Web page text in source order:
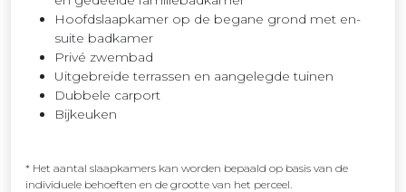
Hoofdslaapkamer op de begane grond met en-
suite badkamer
Privé zwembad
Uitgebreide terrassen en aangelegde tuinen
Dubbele carport
Bijkeuken
* Het aantal slaapkamers kan worden bepaald op basis van de
individuele behoeften en de grootte van het perceel.